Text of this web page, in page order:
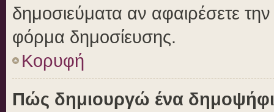
δημοσιεύματα αν αφαιρέσετε
φόρμα δημοσίευσης.
Κορυφή
Πώς δημιουργώ ένα